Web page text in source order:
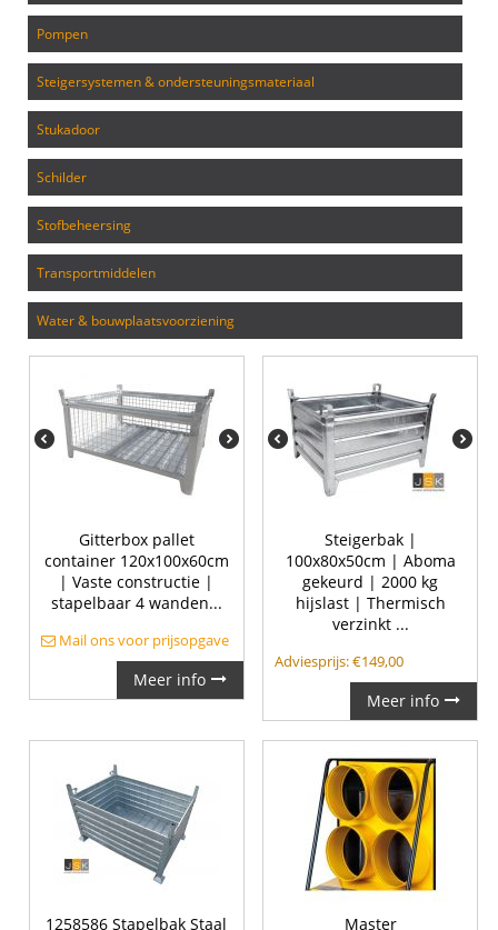
pompen
steigersystemen & ondersteuningsmateriaal
stukadoor
schilder
stofbeheersing
transportmiddelen
water & bouwplaatsvoorziening
Gitterbox pallet
container 120x100x60cm
| Vaste constructie |
stapelbaar 4 wanden...
Mail ons voor prijsopgave
Meer info
Steigerbak |
100x80x50cm | Aboma
gekeurd | 2000 kg
hijslast | Thermisch
verzinkt ...
Adviesprijs:€149,00
Meer info
1258586 Stapelbak Staal Master